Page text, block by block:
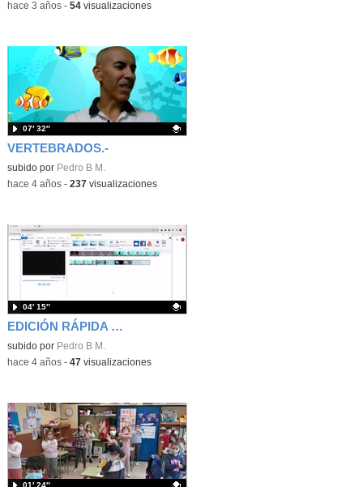
-hace 3 años- 54visualizaciones
VERTEBRADOS.-
Contenido educativo.
subido por Pedro B M.
07′ 32″
-hace 4 años- 237visualizaciones
EDICIÓN RÁPIDA DE VÍDEO EDUCATIVO
Contenido educativo.
subido por Pedro B M.
04′ 15″
-hace 4 años- 47visualizaciones
01′ 24″